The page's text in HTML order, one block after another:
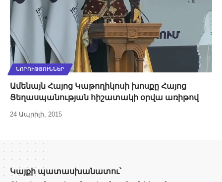
ՆՈՐՈՒԹՅՈՒՆՆԵՐ
Ամենայն Հայոց Կաթողիկոսի խոսքը Հայոց
Ցեղասպանության հիշատակի օրվա առիթով
24 Ապրիլի, 2015
Կայքի պատասխանատու՝